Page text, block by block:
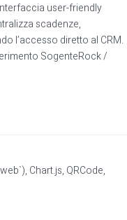
user-friendly
scadenze,
l’accesso diretto al CRM.
SogenteRock /
Chart.js, QRCode,